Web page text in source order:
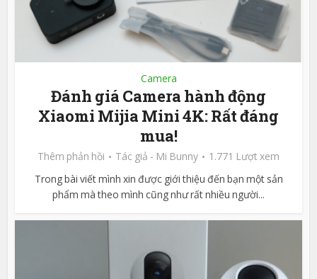
Camera
Đánh giá Camera hành động
Xiaomi Mijia Mini 4K: Rất đáng
mua!
Thêm phản hồi Tác giả - Mi Bunny
1.771 Lượt xem
Trong bài viết mình xin được giới thiệu đến bạn một sản
phẩm mà theo mình cũng như rất nhiều người...